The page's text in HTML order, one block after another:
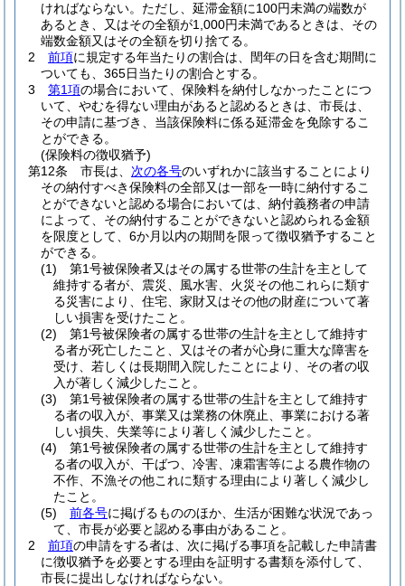
ければならない。 ただし、延滞金額に100円未満の端数が
あるとき、又はその全額が1,000円未満であるときは、その
端数金額又はその全額を切り捨てる。
2
前項に規定する年当たりの割合は、閏年の日を含む期間に
ついても、365日当たりの割合とする。
3
第1項の場合において、保険料を納付しなかったことにつ
いて、やむを得ない理由があると認めるときは、市長は、
その申請に基づき、当該保険料に係る延滞金を免除するこ
とができる。
(保険料の徴収猶予)
第12条
市長は、 次の各号のいずれかに該当することにより
その納付すべき保険料の全部又は一部を一時に納付するこ
とができないと認める場合においては、納付義務者の申請
によって、その納付することができないと認められる金額
を限度として、6か月以内の期間を限って徴収猶予すること
ができる。
(1)
第1号被保険者又はその属する世帯の生計を主として
維持する者が、震災、風水害、火災その他これらに類す
る災害により、住宅、家財又はその他の財産について著
しい損害を受けたこと。
(2)
第1号被保険者の属する世帯の生計を主として維持す
る者が死亡したこと、又はその者が心身に重大な障害を
受け、若しくは長期間入院したことにより、その者の収
入が著しく減少したこと。
(3)
第1号被保険者の属する世帯の生計を主として維持す
る者の収入が、事業又は業務の休廃止、事業における著
しい損失、失業等により著しく減少したこと。
(4)
第1号被保険者の属する世帯の生計を主として維持す
る者の収入が、干ばつ、冷害、凍霜害等による農作物の
不作、不漁その他これに類する理由により著しく減少し
たこと。
(5)
前各号に掲げるもののほか、生活が困難な状況であっ
て、市長が必要と認める事由があること。
2
前項の申請をする者は、次に掲げる事項を記載した申請書
に徴収猶予を必要とする理由を証明する書類を添付して、
市長に提出しなければならない。